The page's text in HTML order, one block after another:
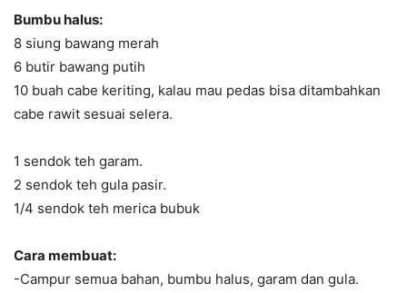
Bumbu halus:
8 siung bawang merah
6 butir bawang putih
10 buah cabe keriting, kalau mau pedas bisa ditambahkan
cabe rawit sesuai selera.
1 sendok teh garam.
2 sendok teh gula pasir.
1/4 sendok teh merica bubuk
Cara membuat:
-Campur semua bahan, bumbu halus, garam dan gula.